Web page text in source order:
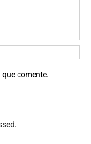
comente.
.